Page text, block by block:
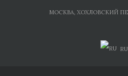
МОСКВА, ХОХЛОВСКИЙ
RU